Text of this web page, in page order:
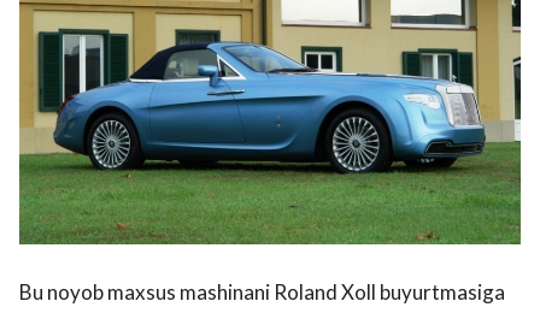
Bu noyob maxsus mashinani Roland Xoll buyurtmasiga